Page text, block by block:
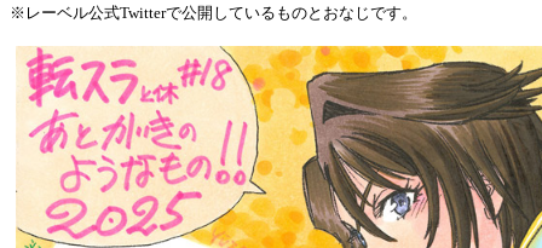
※レーベル公式Twitterで公開しているものとおなじです。